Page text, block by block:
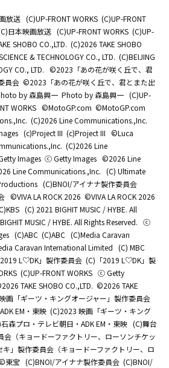
放送 (C)UP-FRONT WORKS (C)UP-FRONT
日本映画放送 (C)UP-FRONT WORKS (C)UP-
SHOBO CO.,LTD. (C)2026 TAKE SHOBO
& TECHNOLOGY CO., LTD. (C)BEIJING
CO., LTD. ©2023「あの花が咲く丘で、君
員会 ©2023「あの花が咲く丘で、君とまた出
by 森島興一 Photo by 森島興一 (C)UP-
WORKS ©MotoGP.com ©MotoGP.com
(C)2026 Line Communications.,Inc.
(c)Project III (c)Project III ©Luca
(C)2026 Line
Images ⓒ Getty Images ©2026 Line
Line Communications.,Inc. (C) Ultimate
(C)BNOI/アイナナ製作委員会
©️VIVA LA ROCK 2026 ©️VIVA LA ROCK 2026
(C) 2021 BIGHIT MUSIC / HYBE. All
MUSIC / HYBE. All Rights Reserved. ⓒ
(C)ABC (C)ABC (C)Media Caravan
Caravan International Limited (C) MBC
L♡DK」製作委員会 (C)「2019 L♡DK」製
(C)UP-FRONT WORKS ⓒ Getty
TAKE SHOBO CO.,LTD. ©2026 TAKE
画「ギーツ・キングオージャー」製作委員会
EM・東映 (C)2023 映画「ギーツ・キング
森プロ・テレビ朝日・ADK EM・東映 (C)舞台
会（キョードーファクトリー、ローソンチケッ
」製作委員会（キョードーファクトリー、ロ
東宝 (C)BNOI/アイナナ製作委員会 (C)BNOI/